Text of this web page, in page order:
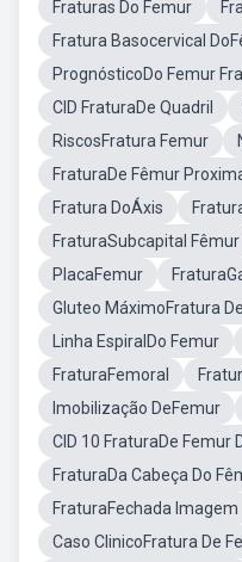
Fraturas Do Femur
Fratura Basocervical
PrognósticoDo Femur
CID FraturaDe Quadril
RiscosFratura Femur
FraturaDe Fêmur
Fratura DoÁxis
FraturaSubcapital Fêmur
PlacaFemur
Gluteo MáximoFratura
Linha EspiralDo Femur
FraturaFemoral
Imobilização DeFemur
CID 10 FraturaDe Femur
FraturaDa Cabeça Do
FraturaFechada Imagem
Caso ClinicoFratura De